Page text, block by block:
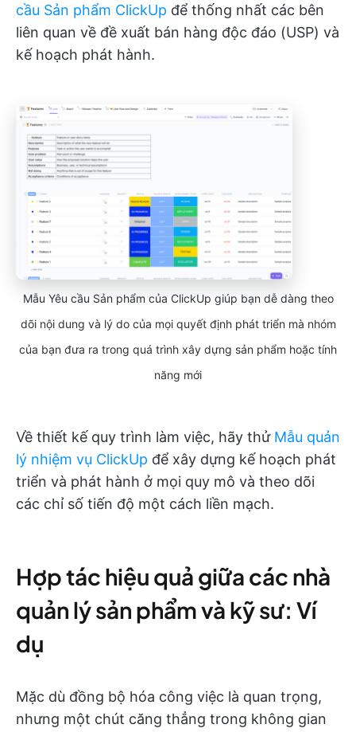
cầu Sản phẩm ClickUp để thống nhất các bên
liên quan về đề xuất bán hàng độc đáo (USP) và
kế hoạch phát hành.
Mẫu Yêu cầu Sản phẩm của ClickUp giúp bạn dễ dàng theo
dõi nội dung và lý do của mọi quyết định phát triển mà nhóm
của bạn đưa ra trong quá trình xây dựng sản phẩm hoặc tính
năng mới
Về thiết kế quy trình làm việc, hãy thử Mẫu quản
lý nhiệm vụ ClickUp để xây dựng kế hoạch phát
triển và phát hành ở mọi quy mô và theo dõi
các chỉ số tiến độ một cách liền mạch.
Hợp tác hiệu quả giữa các nhà
quản lý sản phẩm và kỹ sư: Ví
dụ
Mặc dù đồng bộ hóa công việc là quan trọng,
nhưng một chút căng thẳng trong không gian